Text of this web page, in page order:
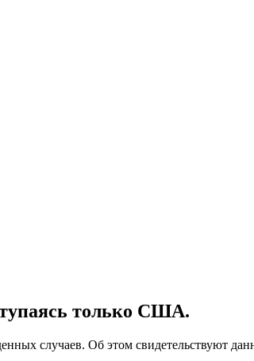
только США.
случаев. Об этом свидетельствуют